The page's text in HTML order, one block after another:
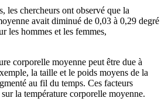
les chercheurs ont observé que la
avait diminué de 0,03 à 0,29 degré
les hommes et les femmes,
corporelle moyenne peut être due à
la taille et le poids moyens de la
au fil du temps. Ces facteurs
la température corporelle moyenne.